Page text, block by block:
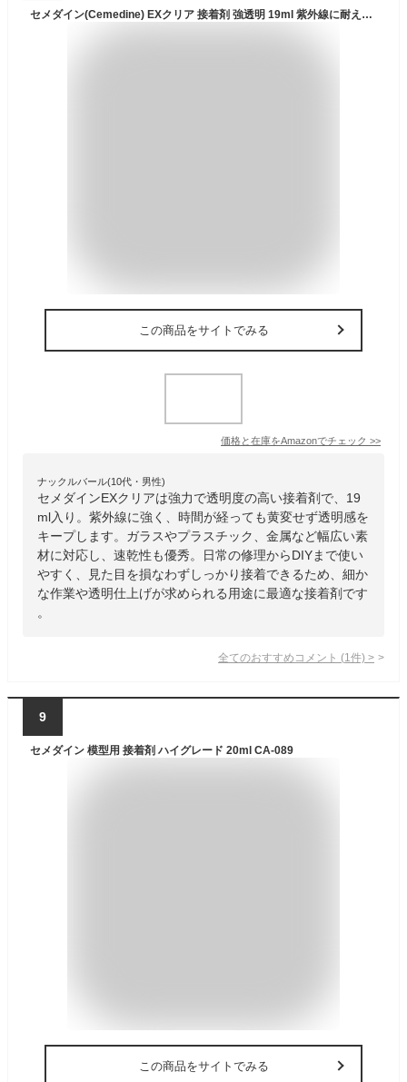
セメダイン(Cemedine) EXクリア 接着剤 強透明 19ml 紫外線に耐え、透明が続く CA-120
この商品をサイトでみる
価格と在庫をAmazonでチェック >>
ナックルバール(10代・男性)
セメダインEXクリアは強力で透明度の高い接着剤で、19
ml入り。紫外線に強く、時間が経っても黄変せず透明感を
キープします。ガラスやプラスチック、金属など幅広い素
材に対応し、速乾性も優秀。日常の修理からDIYまで使い
やすく、見た目を損なわずしっかり接着できるため、細か
な作業や透明仕上げが求められる用途に最適な接着剤です
。
全てのおすすめコメント (1 件) >
9
セメダイン 模型用 接着剤 ハイグレード 20ml CA-089
この商品をサイトでみる